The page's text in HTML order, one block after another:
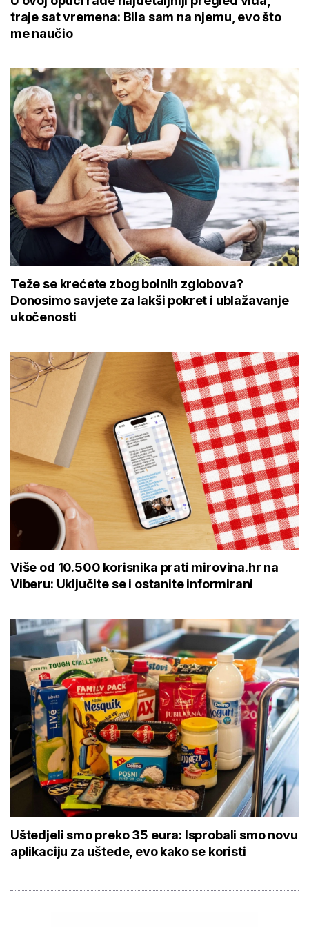
traje sat vremena: Bila sam na njemu, evo što
me naučio
Teže se krećete zbog bolnih zglobova?
Donosimo savjete za lakši pokret i ublažavanje
ukočenosti
Više od 10.500 korisnika prati mirovina.hr na
Viberu: Uključite se i ostanite informirani
Uštedjeli smo preko 35 eura: Isprobali smo novu
aplikaciju za uštede, evo kako se koristi